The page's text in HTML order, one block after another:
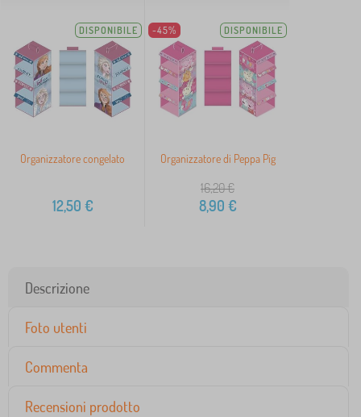
DISPONIBILE
Organizzatore congelato
12,50 €
-45% DISPONIBILE
Organizzatore di Peppa Pig
16,20€
8,90 €
Descrizione
Foto utenti
Commenta
Recensioni prodotto